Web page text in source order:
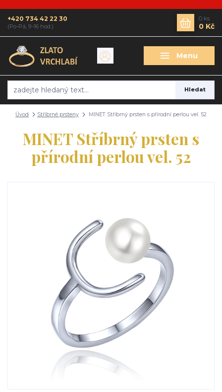
Menu
Hledat
+420 734 42 22 30
(Po-Pá, 9-16 hod.)
0 ks
0 Kč
Úvod Stříbrné prsteny MINET Stříbrný prsten s přírodní perlou vel. 52
MINET Stříbrný prsten s
přírodní perlou vel. 52